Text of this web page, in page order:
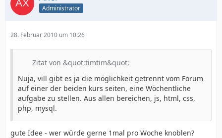
Administrator
28. Februar 2010 um 10:26
Zitat von &quot;timtim&quot;
Nuja, vill gibt es ja die möglichkeit getrennt vom Forum
auf einer der beiden kurs seiten, eine Wöchentliche
aufgabe zu stellen. Aus allen bereichen, js, html, css,
php, mysql.
gute Idee - wer würde gerne 1mal pro Woche knoblen?